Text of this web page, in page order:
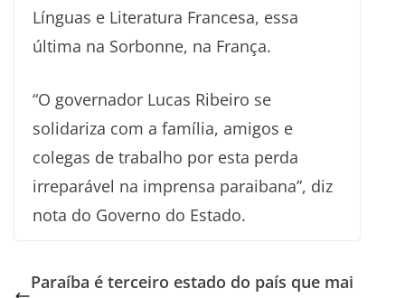
Línguas e Literatura Francesa, essa
última na Sorbonne, na França.
“O governador Lucas Ribeiro se
solidariza com a família, amigos e
colegas de trabalho por esta perda
irreparável na imprensa paraibana”, diz
nota do Governo do Estado.
Paraíba é terceiro estado do país que mai